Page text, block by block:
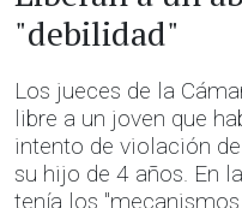
"debilidad"
Los jueces de la
libre a un joven que
intento de violación
su hijo de 4 años. En
tenía los